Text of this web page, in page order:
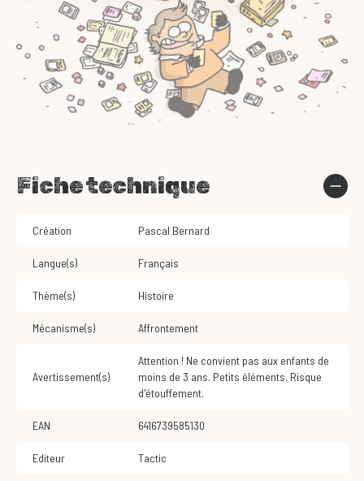
Fiche technique
Création Pascal Bernard
Langue(s) Français
Thème(s) Histoire
Mécanisme(s) Affrontement
Avertissement(s)
Attention ! Ne convient pas aux enfants de
moins de 3 ans. Petits éléments. Risque
d'étouffement.
EAN 6416739585130
Editeur Tactic